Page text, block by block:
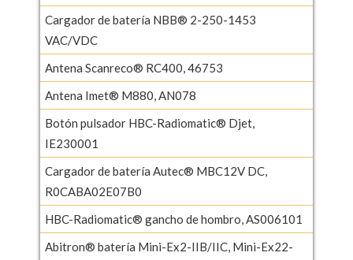
Cargador de batería NBB® 2-250-1453
VAC/VDC
Antena Scanreco® RC400, 46753
Antena Imet® M880, AN078
Botón pulsador HBC-Radiomatic® Djet,
IE230001
Cargador de batería Autec® MBC12V DC,
R0CABA02E07B0
HBC-Radiomatic® gancho de hombro, AS006101
Abitron® batería Mini-Ex2-IIB/IIC, Mini-Ex22-